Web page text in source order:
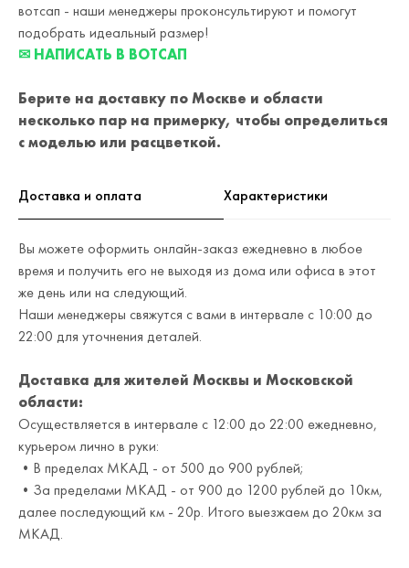
вотсап - наши менеджеры проконсультируют и помогут
подобрать идеальный размер!
✉ НАПИСАТЬ В ВОТСАП
Берите на доставку по Москве и области
несколько пар на примерку, чтобы определиться
с моделью или расцветкой.
Доставка и оплата Характеристики
Вы можете оформить онлайн-заказ ежедневно в любое
время и получить его не выходя из дома или офиса в этот
же день или на следующий.
Наши менеджеры свяжутся с вами в интервале с 10:00 до
22:00 для уточнения деталей.
Доставка для жителей Москвы и Московской
области:
Осуществляется в интервале с 12:00 до 22:00 ежедневно,
курьером лично в руки:
•В пределах МКАД - от 500 до 900 рублей;
•За пределами МКАД - от 900 до 1200 рублей до 10км,
далее последующий км - 20р. Итого выезжаем до 20км за
МКАД.